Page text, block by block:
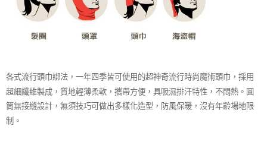
各式流行頭巾綁法，一年四季皆可使用的超神奇流行時尚魔術頭巾，採用
超細纖維製成，質地輕薄柔軟，攜帶方便，具吸濕排汗特性，不悶熱。圓
筒無接縫設計，無須技巧可做出多樣化造型，防風保暖，沒有年齡場地限
制。